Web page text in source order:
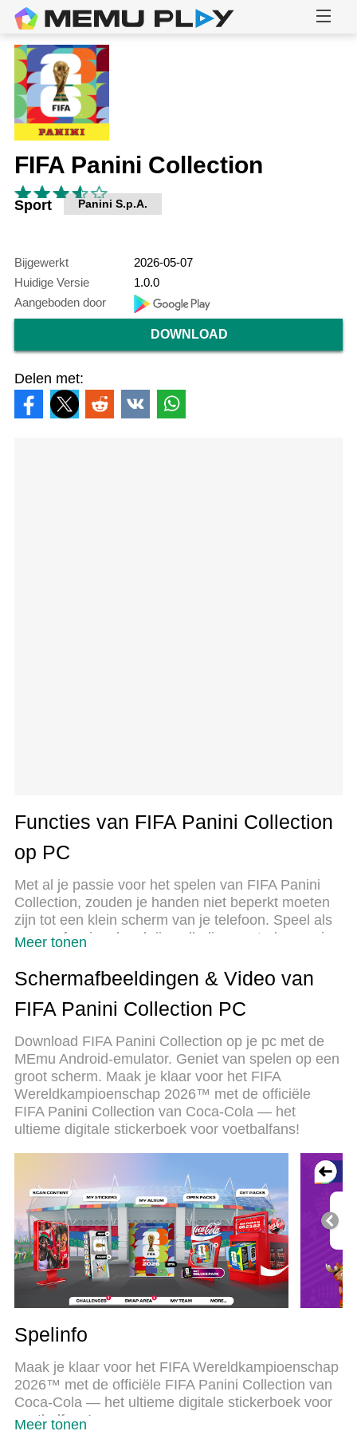
FIFA Panini Collection
Sport Panini S.p.A.
Bijgewerkt
2026-05-07
Huidige Versie
1.0.0
Aangeboden door
DOWNLOAD
Delen met:
Functies van FIFA Panini Collection
op PC
Met al je passie voor het spelen van FIFA Panini
Collection, zouden je handen niet beperkt moeten
zijn tot een klein scherm van je telefoon. Speel als
een professional en krijg volledige controle over je
wat je verwacht. Download en speel FIFA Panini
Collection op PC. Speel zo lang als je wilt, geen
beperkingen meer van batterij, mobiele data en
beste keuze om FIFA Panini Collection op PC te
spelen. Voorbereid met onze expertise, maakt het
uitmuntende vooraf ingestelde keymapping
systeem van FIFA Panini Collection een echt PC-
spel. MEmu multi-instance manager maakt het
spelen van 2 of meer accounts op hetzelfde
potentieel van je PC benutten, waardoor alles
soepel verloopt.
Meer tonen
Schermafbeeldingen & Video van
FIFA Panini Collection PC
Download FIFA Panini Collection op je pc met de
MEmu Android-emulator. Geniet van spelen op een
groot scherm. Maak je klaar voor het FIFA
Wereldkampioenschap 2026™ met de officiële
FIFA Panini Collection van Coca-Cola — het
ultieme digitale stickerboek voor voetbalfans!
Spelinfo
Maak je klaar voor het FIFA Wereldkampioenschap
2026™ met de officiële FIFA Panini Collection van
Coca-Cola — het ultieme digitale stickerboek voor
voetbalfans!
Meer tonen